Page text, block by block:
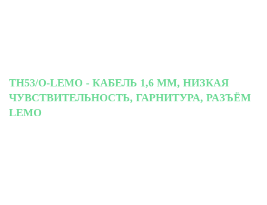
TH53/O-LEMO - КАБЕЛЬ 1,6 ММ, НИЗКАЯ
ЧУВСТВИТЕЛЬНОСТЬ, ГАРНИТУРА, РАЗЪЁМ
LEMO